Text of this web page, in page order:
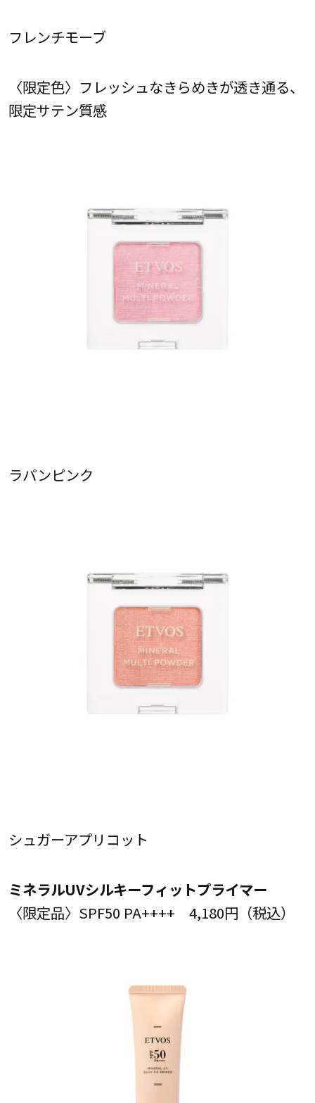
フレンチモーブ
〈限定色〉フレッシュなきらめきが透き通る、
限定サテン質感
ラパンピンク
シュガーアプリコット
ミネラルUVシルキーフィットプライマー
〈限定品〉SPF50 PA++++ 4,180円（税込）